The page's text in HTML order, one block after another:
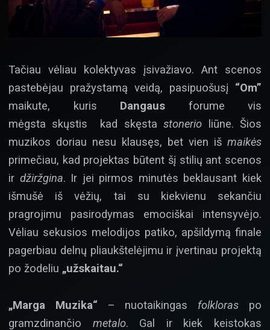
Tačiau vėliau kolektyvas įsivažiavo. Ant scenos
pastebėjau pražystamą veidą, pasipuošusį “Om”
maikute, kuris Dangaus forume vis
mėgsta skųstis kad skęstastonerio liūne. Šios
muzikos doriau nesu klausęs, bet vien iš maikės
primečiau, kad projektas būtent šį stilių ant scenos
ir džiržgina. Ir jei pirmos minutės beklausant kiek
išmušė iš vėžių, tai su kiekvienu sekančiu
pragrojimu pasirodymas emociškai intensyvėjo.
Vėliau sekusios melodijos patiko, apšildymą finale
pagerbiau delnų pliaukštelėjimu ir įvertinau projektą
po žodeliu „užskaitau.“
„Marga Muzika“– nuotaikingas folkloras po
gramzdinančio metalo. Gal ir kiek keistokas